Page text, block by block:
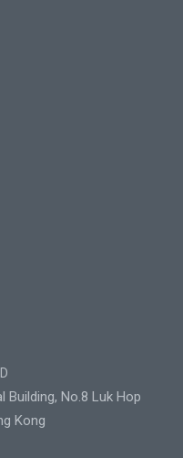
Building, No.8 Luk Hop
Kong